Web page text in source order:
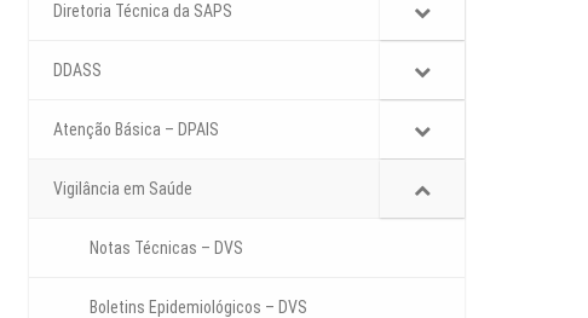
Diretoria Técnica da SAPS
DDASS
Atenção Básica – DPAIS
Vigilância em Saúde
Notas Técnicas – DVS
Boletins Epidemiológicos – DVS